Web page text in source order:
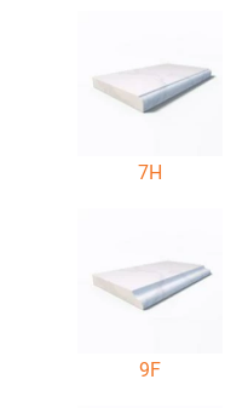
7H
9F